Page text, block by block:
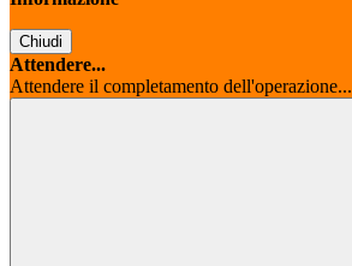
Chiudi
Attendere...
Attendere il completamento dell'operazione...